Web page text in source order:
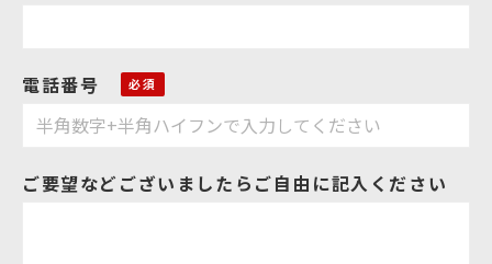
電話番号
ご要望などございましたらご自由に記入ください